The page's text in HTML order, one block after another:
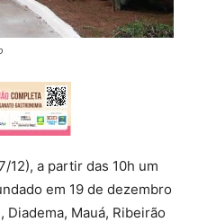
12), a partir das 10h um
em 19 de dezembro
Mauá, Ribeirão